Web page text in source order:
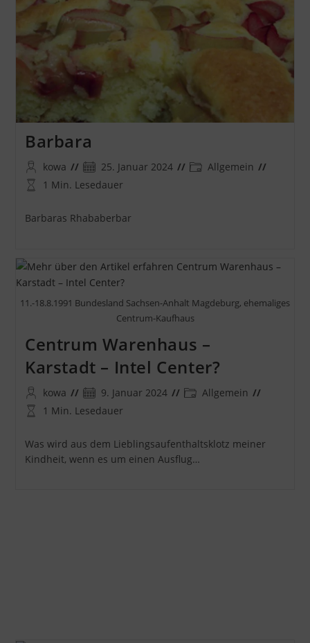
Barbara
Beitrags-
Autor:
kowa
Beitrag
veröffentlicht:
25. Januar 2024
Beitrags-
Allgemein
Lesedauer:
1 Min. Lesedauer
Barbaras Rhababerbar
11.-18.8.1991 Bundesland Sachsen-Anhalt Magdeburg, ehemaliges
Centrum-Kaufhaus
Centrum Warenhaus –
Karstadt – Intel Center?
Beitrags-
Autor:
kowa
Beitrag
veröffentlicht:
9. Januar 2024
Beitrags-
Allgemein
Lesedauer:
1 Min. Lesedauer
Was wird aus dem Lieblingsaufenthaltsklotz meiner
Kindheit, wenn es um einen Ausflug…